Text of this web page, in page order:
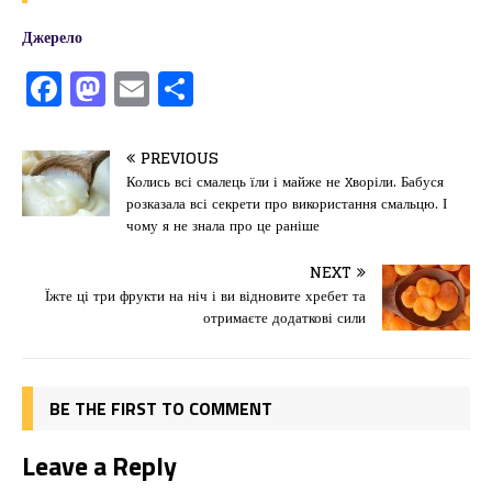
Джерело
F
a
c
e
b
o
M
a
st
o
d
n
E
m
ai
l
іл
и
т
я
PREVIOUS
Колись всі смалець їли і майже не xворіли. Бабуся
розказала всі секрети про використання смальцю. І
чому я не знала про це раніше
NEXT
Їжте ці три фрукти на ніч і ви відновите хребет та
отримаєте додаткові сили
BE THE FIRST TO COMMENT
Leave a Reply